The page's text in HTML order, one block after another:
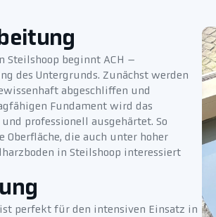
Steilshoop beginnt ACH –
des Untergrunds. Zunächst werden
abgeschliffen und
Fundament wird das
professionell ausgehärtet. So
die auch unter hoher
in Steilshoop interessiert
perfekt für den intensiven Einsatz in